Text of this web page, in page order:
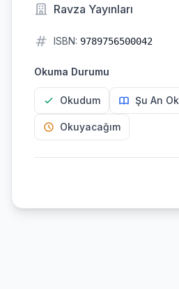
Ravza Yayınları
ISBN: 9789756500042
Okuma Durumu
Okudum Şu An
Okuyacağım